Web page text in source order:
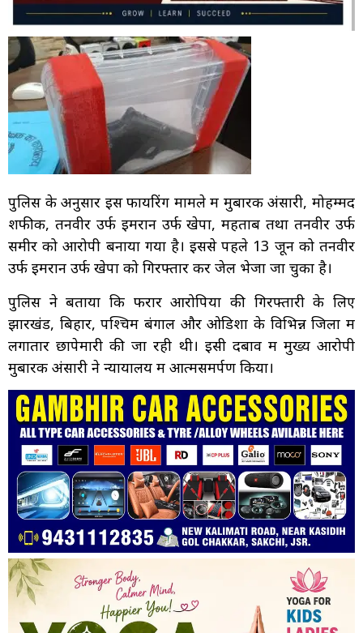
पुलिस के अनुसार इस फायरिंग मामले में मुबारक अंसारी, मोहम्मद
शफीक, तनवीर उर्फ इमरान उर्फ खेपा, महताब तथा तनवीर उर्फ
समीर को आरोपी बनाया गया है। इससे पहले 13 जून को तनवीर
उर्फ इमरान उर्फ खेपा को गिरफ्तार कर जेल भेजा जा चुका है।
पुलिस ने बताया कि फरार आरोपियों की गिरफ्तारी के लिए
झारखंड, बिहार, पश्चिम बंगाल और ओडिशा के विभिन्न जिलों में
लगातार छापेमारी की जा रही थी। इसी दबाव में मुख्य आरोपी
मुबारक अंसारी ने न्यायालय में आत्मसमर्पण किया।